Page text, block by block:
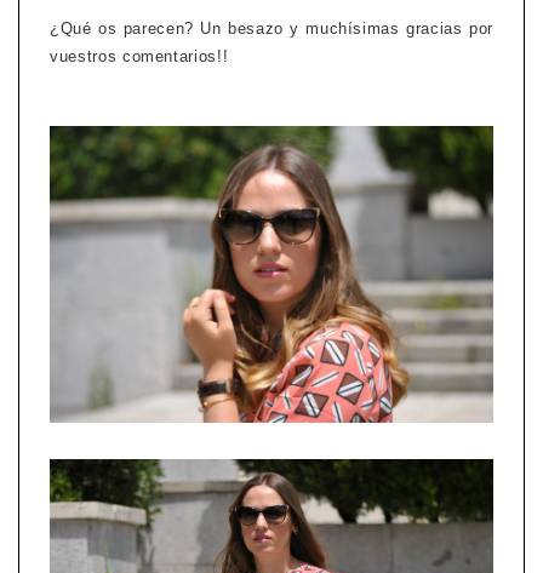
¿Qué os parecen? Un besazo y muchísimas gracias por
vuestros comentarios!!